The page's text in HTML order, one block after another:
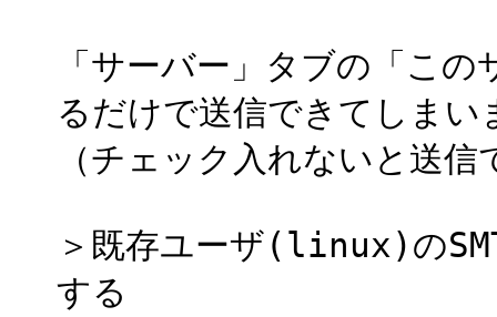
「サーバー」タブの「こ
るだけで送信できてしまい
（チェック入れないと送
＞既存ユーザ(linux)の
する